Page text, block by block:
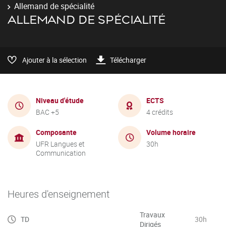
Allemand de spécialité
ALLEMAND DE SPÉCIALITÉ
Ajouter à la sélection Télécharger
Niveau d'étude
BAC +5
ECTS
4 crédits
Composante
UFR Langues et
Communication
Volume horaire
30h
Heures d'enseignement
TD
Travaux
Dirigés
30h